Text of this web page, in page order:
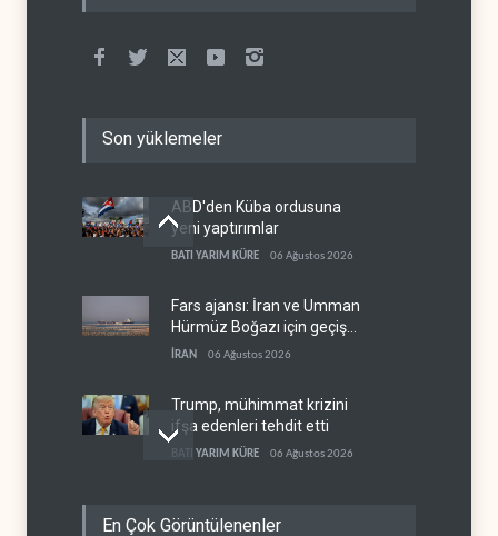
Son yüklemeler
ABD'den Küba ordusuna
yeni yaptırımlar
BATI YARIM KÜRE 06 Ağustos 2026
Fars ajansı: İran ve Umman
Hürmüz Boğazı için geçiş
koridorlarında anlaştı
İRAN 06 Ağustos 2026
Trump, mühimmat krizini
ifşa edenleri tehdit etti
BATI YARIM KÜRE 06 Ağustos 2026
Şeria'da işgalci
En Çok Görüntülenenler